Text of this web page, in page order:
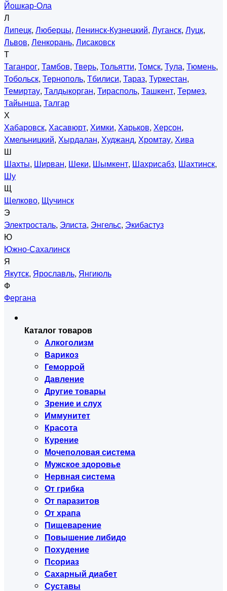
Йошкар-Ола
Л
Липецк, Люберцы, Ленинск-Кузнецкий, Луганск, Луцк,
Львов, Ленкорань, Лисаковск
Т
Таганрог, Тамбов, Тверь, Тольятти, Томск, Тула, Тюмень,
Тобольск, Тернополь, Тбилиси, Тараз, Туркестан,
Темиртау, Талдыкорган, Тирасполь, Ташкент, Термез,
Тайынша, Талгар
Х
Хабаровск, Хасавюрт, Химки, Харьков, Херсон,
Хмельницкий, Хырдалан, Худжанд, Хромтау, Хива
Ш
Шахты, Ширван, Шеки, Шымкент, Шахрисабз, Шахтинск,
Шу
Щ
Щелково, Щучинск
Э
Электросталь, Элиста, Энгельс, Экибастуз
Ю
Южно-Сахалинск
Я
Якутск, Ярославль, Янгиюль
Ф
Фергана
Каталог товаров
Алкоголизм
Варикоз
Геморрой
Давление
Другие товары
Зрение и слух
Иммунитет
Красота
Курение
Мочеполовая система
Мужское здоровье
Нервная система
От грибка
От паразитов
От храпа
Пищеварение
Повышение либидо
Похудение
Псориаз
Сахарный диабет
Суставы